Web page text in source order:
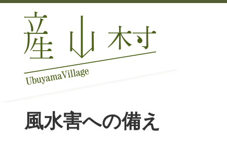
風水害への備え